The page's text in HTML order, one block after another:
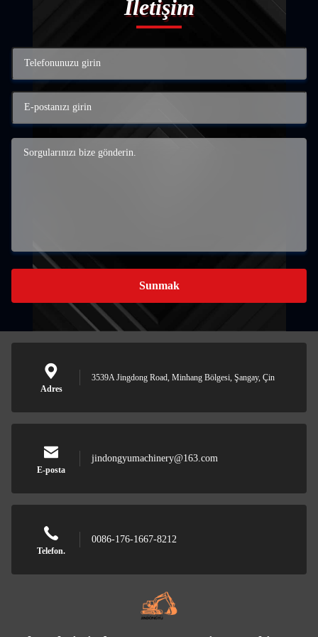
İletişim
Sunmak
Adres
3539A Jingdong Road, Minhang Bölgesi, Şangay, Çin
E-posta
jindongyumachinery@163.com
Telefon.
0086-176-1667-8212